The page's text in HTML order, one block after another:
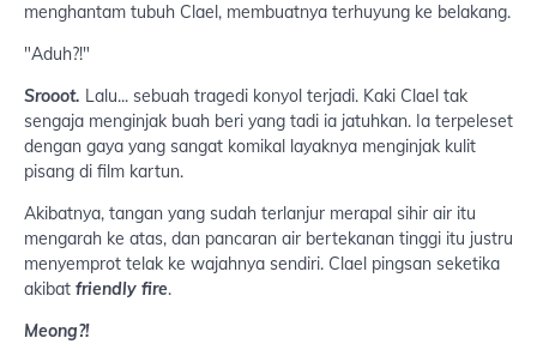
menghantam tubuh Clael, membuatnya terhuyung ke belakang.
"Aduh?!"
Srooot. Lalu... sebuah tragedi konyol terjadi. Kaki Clael tak
sengaja menginjak buah beri yang tadi ia jatuhkan. Ia terpeleset
dengan gaya yang sangat komikal layaknya menginjak kulit
pisang di film kartun.
Akibatnya, tangan yang sudah terlanjur merapal sihir air itu
mengarah ke atas, dan pancaran air bertekanan tinggi itu justru
menyemprot telak ke wajahnya sendiri. Clael pingsan seketika
akibat friendly fire.
Meong?!